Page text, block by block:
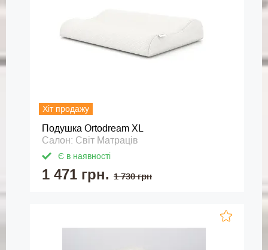
Хіт продажу
Подушка Ortodream XL
Салон: Світ Матраців
Є в наявності
1 471 грн. 1 730 грн